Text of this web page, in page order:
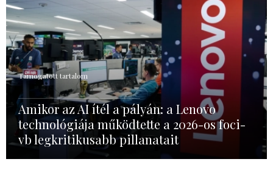
Támogatott tartalom
Amikor az AI ítél a pályán: a Lenovo
technológiája működtette a 2026-os foci-
vb legkritikusabb pillanatait